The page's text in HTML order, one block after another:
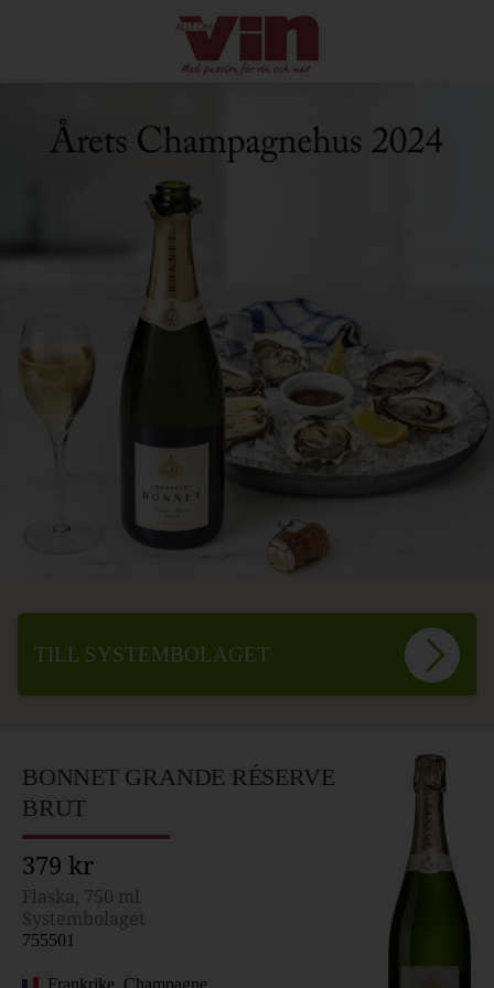
BONNET GRANDE RÉSERVE
BRUT
379 kr
Flaska, 750 ml
Systembolaget
755501
TILL SYSTEMBOLAGET